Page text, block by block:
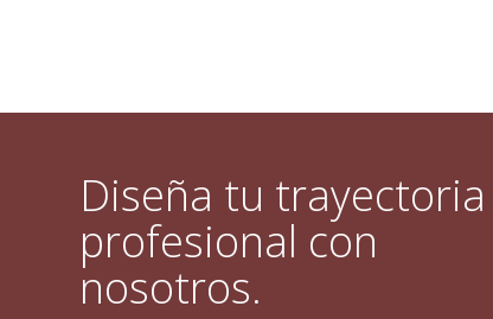
Diseña tu trayectoria
profesional con
nosotros.